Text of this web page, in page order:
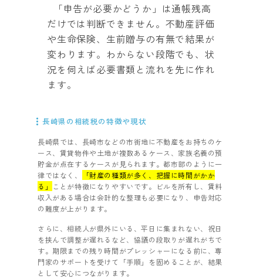
「申告が必要かどうか」は通帳残高
だけでは判断できません。不動産評価
や生命保険、生前贈与の有無で結果が
変わります。わからない段階でも、状
況を伺えば必要書類と流れを先に作れ
ます。
長崎県の相続税の特徴や現状
長崎県では、長崎市などの市街地に不動産をお持ちのケ
ース、賃貸物件や土地が複数あるケース、家族名義の預
貯金が点在するケースが見られます。都市部のように一
律ではなく、
「財産の種類が多く、把握に時間がかか
る」
ことが特徴になりやすいです。ビルを所有し、賃料
収入がある場合は会計的な整理も必要になり、申告対応
の難度が上がります。
さらに、相続人が県外にいる、平日に集まれない、祝日
を挟んで調整が遅れるなど、協議の段取りが遅れがちで
す。期限までの残り時間がプレッシャーになる前に、専
門家のサポートを受けて「手順」を固めることが、結果
として安心につながります。